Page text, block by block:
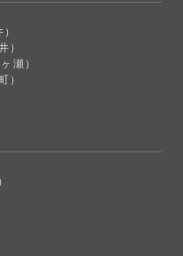
）
瀬）
）